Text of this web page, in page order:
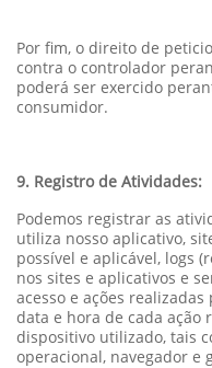
Por fim, o direito de
contra o controlador
poderá ser exercido
consumidor.
9. Registro de Atividades:
Podemos registrar as
utiliza nosso aplicativo,
possível e aplicável, logs
nos sites e aplicativos e
acesso e ações
data e hora de cada ação
dispositivo utilizado, tais
operacional, navegador e